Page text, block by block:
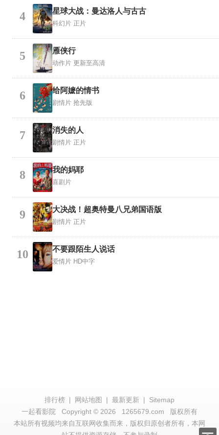
4 星球大战：曼达洛人与古古
科幻片 正片
5 雁侠行
动作片 更新至高清
6 给阿嬷的情书
剧情片 抢先版
7 消失的人
剧情片 正片
8 我的妈耶
喜剧片
9 大决战！超奥特曼八兄弟国语版
剧情片 正片
10 不要跟陌生人说话
爱情片 HD中字
排行榜 | 网站地图 | 最新更新 |
Sitemap
一起看影院
Copyright © 2026 1265679.com
版权所有
本站所有视频均来自互联网收集而来，版权归原创者所有，本网